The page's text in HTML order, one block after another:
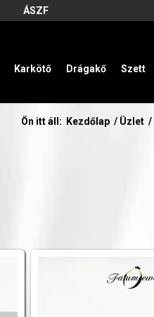
ÁSZF
Karkötő Drágakő Szett
Ön itt áll: Kezdőlap / Üzlet /